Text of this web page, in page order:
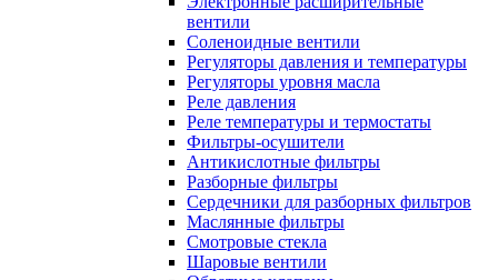
вентили
Соленоидные вентили
Регуляторы давления и температуры
Регуляторы уровня масла
Реле давления
Реле температуры и термостаты
Фильтры-осушители
Антикислотные фильтры
Разборные фильтры
Сердечники для разборных фильтров
Маслянные фильтры
Смотровые стекла
Шаровые вентили